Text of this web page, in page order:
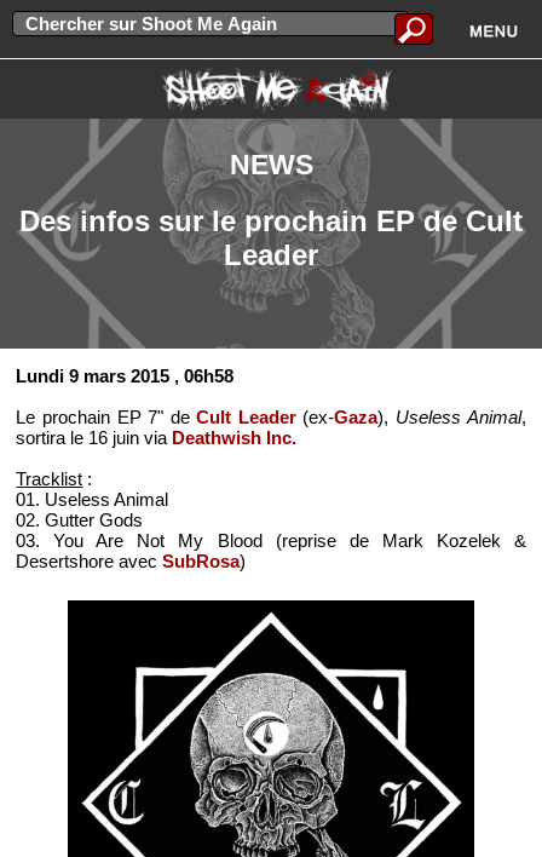
NEWS
Des infos sur le prochain EP de Cult
Leader
Lundi 9 mars 2015 , 06h58
Le prochain EP 7" deCult Leader(ex-Gaza), Useless Animal,
sortira le 16 juin via Deathwish Inc.
Tracklist :
01. Useless Animal
02. Gutter Gods
03. You Are Not My Blood (reprise de Mark Kozelek &
Desertshore avecSubRosa)